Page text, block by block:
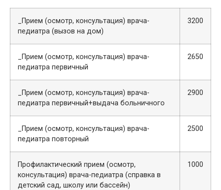
_Прием (осмотр, консультация) врача-
педиатра (вызов на дом)
3200
_Прием (осмотр, консультация) врача-
педиатра первичный
2650
_Прием (осмотр, консультация) врача-
педиатра первичный+выдача больничного
2900
_Прием (осмотр, консультация) врача-
педиатра повторный
2500
Профилактический прием (осмотр,
консультация) врача-педиатра (справка в
детский сад, школу или бассейн)
1000